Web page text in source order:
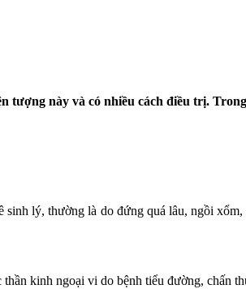
tượng này và có nhiều cách điều trị.
lý, thường là do đứng quá lâu, ngồi
kinh ngoại vi do bệnh tiểu đường, chấn